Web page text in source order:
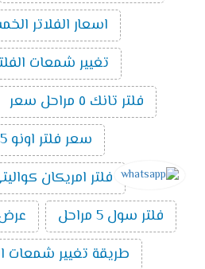
اسعار الفلاتر
تغيير شمعات الفلتر 5
فلتر تانك ٥ مراحل سعر
سعر فلتر اونو 5 مراحل
فلتر امريكان كواليتي 5
فلتر سول 5 مراحل
عرض
طريقة تغيير شمعات الفلتر